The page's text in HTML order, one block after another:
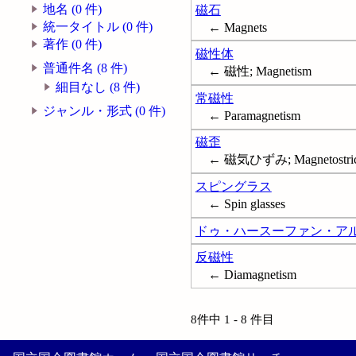
地名 (0 件)
統一タイトル (0 件)
著作 (0 件)
普通件名 (8 件)
細目なし (8 件)
ジャンル・形式 (0 件)
磁石
← Magnets
磁性体
← 磁性; Magnetism
常磁性
← Paramagnetism
磁歪
← 磁気ひずみ;
スピングラス
← Spin glasses
ドゥ・ハースーファン・ア
反磁性
← Diamagnetism
8件中 1 - 8 件目